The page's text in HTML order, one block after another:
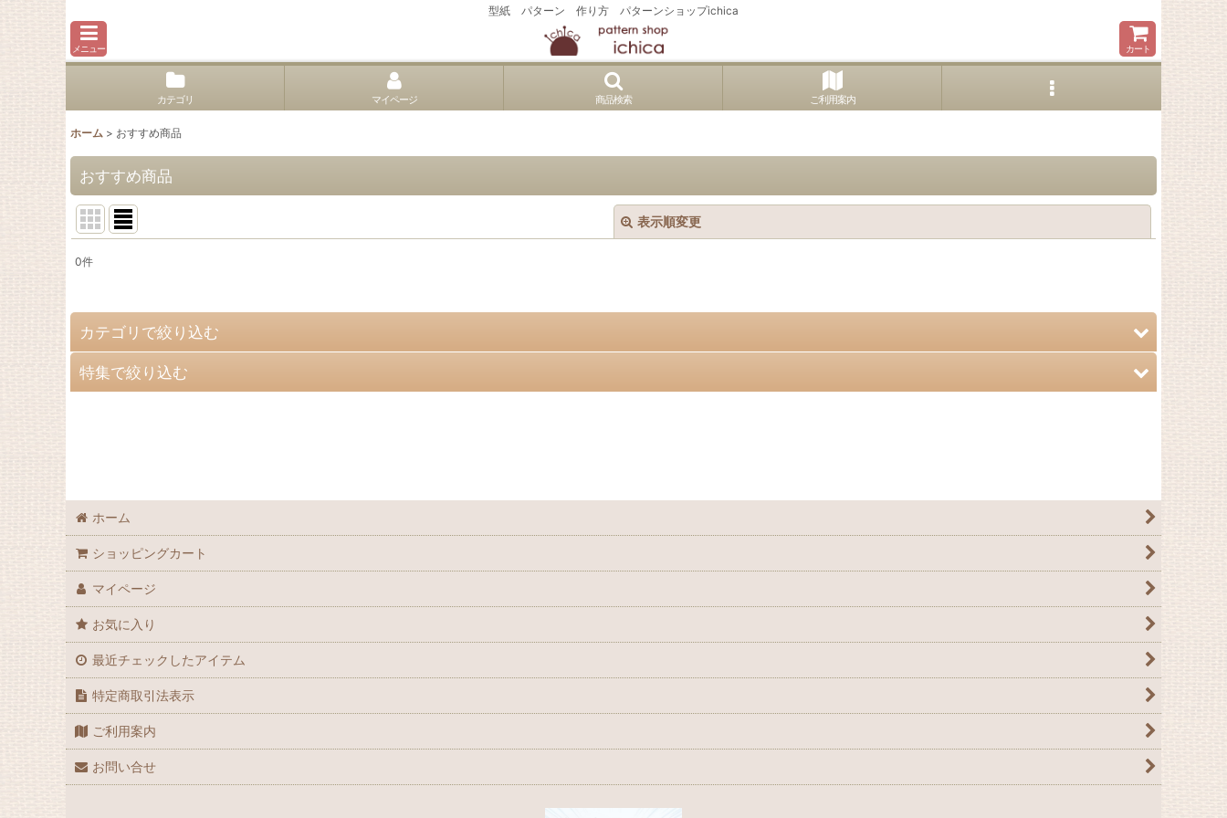
型紙 パターン 作り方 パターンショップichica
メニュー カート
カテゴリ マイページ 商品検索 ご利用案内
ホーム > おすすめ商品
おすすめ商品
表示順変更
並び順 :
0件
カテゴリで絞り込む
シャツ
ボトムス
ワンピース・つなぎ
エプロン
アレンジパーツ
バッグ
無料パターン
副資材
特集で絞り込む
レディース
メンズ
男女兼用
セール
ダウンロードパターン
ホーム
ショッピングカート
マイページ
お気に入り
最近チェックしたアイテム
特定商取引法表示
ご利用案内
お問い合せ